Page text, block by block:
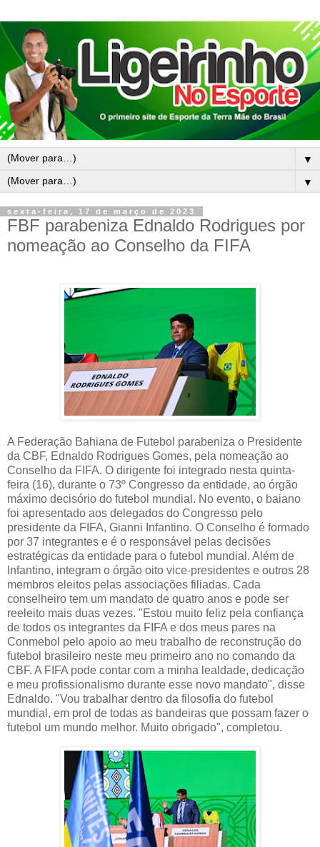
▼
▼
sexta-feira, 17 de março de 2023
FBF parabeniza Ednaldo Rodrigues por
nomeação ao Conselho da FIFA
A Federação Bahiana de Futebol parabeniza o Presidente
da CBF, Ednaldo Rodrigues Gomes, pela nomeação ao
Conselho da FIFA. O dirigente foi integrado nesta quinta-
feira (16), durante o 73º Congresso da entidade, ao órgão
máximo decisório do futebol mundial. No evento, o baiano
foi apresentado aos delegados do Congresso pelo
presidente da FIFA, Gianni Infantino. O Conselho é formado
por 37 integrantes e é o responsável pelas decisões
estratégicas da entidade para o futebol mundial. Além de
Infantino, integram o órgão oito vice-presidentes e outros 28
membros eleitos pelas associações filiadas. Cada
conselheiro tem um mandato de quatro anos e pode ser
reeleito mais duas vezes. "Estou muito feliz pela confiança
de todos os integrantes da FIFA e dos meus pares na
Conmebol pelo apoio ao meu trabalho de reconstrução do
futebol brasileiro neste meu primeiro ano no comando da
CBF. A FIFA pode contar com a minha lealdade, dedicação
e meu profissionalismo durante esse novo mandato", disse
Ednaldo. "Vou trabalhar dentro da filosofia do futebol
mundial, em prol de todas as bandeiras que possam fazer o
futebol um mundo melhor. Muito obrigado", completou.